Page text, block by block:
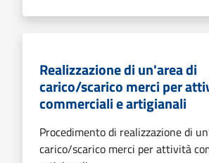
Realizzazione di un'area di
carico/scarico merci per
commerciali e artigianali
Procedimento di realizzazione di
carico/scarico merci per attività